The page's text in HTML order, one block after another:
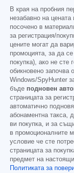
В края на пробния
незабавно на
посочено в
за регистрация/
цените могат да
промоцията, за да
покупка), ако не сте
обикновено започва
Windows/SpyHunter
бъде подновен
страницата за
автоматично
абонаментна такса,
ви покупка, и за
в промоционалните
условие че сте
страницата за
предмет на
Политиката за